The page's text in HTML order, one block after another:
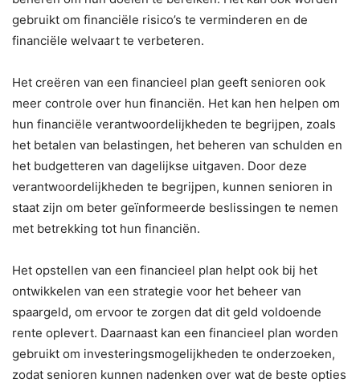
gebruikt om financiële risico’s te verminderen en de
financiële welvaart te verbeteren.
Het creëren van een financieel plan geeft senioren ook
meer controle over hun financiën. Het kan hen helpen om
hun financiële verantwoordelijkheden te begrijpen, zoals
het betalen van belastingen, het beheren van schulden en
het budgetteren van dagelijkse uitgaven. Door deze
verantwoordelijkheden te begrijpen, kunnen senioren in
staat zijn om beter geïnformeerde beslissingen te nemen
met betrekking tot hun financiën.
Het opstellen van een financieel plan helpt ook bij het
ontwikkelen van een strategie voor het beheer van
spaargeld, om ervoor te zorgen dat dit geld voldoende
rente oplevert. Daarnaast kan een financieel plan worden
gebruikt om investeringsmogelijkheden te onderzoeken,
zodat senioren kunnen nadenken over wat de beste opties